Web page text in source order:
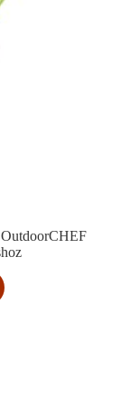
OutdoorCHEF